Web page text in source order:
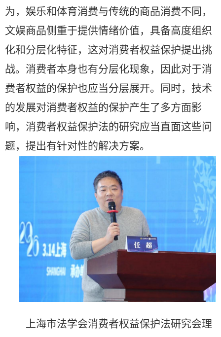
为，娱乐和体育消费与传统的商品消费不同，
文娱商品侧重于提供情绪价值，具备高度组织
化和分层化特征，这对消费者权益保护提出挑
战。消费者本身也有分层化现象，因此对于消
费者权益的保护也应当分层展开。同时，技术
的发展对消费者权益的保护产生了多方面影
响，消费者权益保护法的研究应当直面这些问
题，提出有针对性的解决方案。
上海市法学会消费者权益保护法研究会理